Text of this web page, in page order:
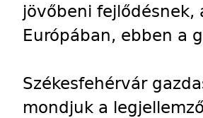
jövőbeni fejlődésnek,
Európában, ebben a
Székesfehérvár
mondjuk a